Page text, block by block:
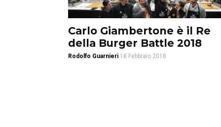
Carlo Giambertone è il Re
della Burger Battle 2018
Rodolfo Guarnieri 18 Febbraio 2018